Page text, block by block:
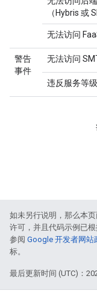
（Hybris 或
无法访问
警告
事件
无法访问
违反服务等
如未另行说明，那么本
许可，并且代码示例已
参阅 Google 开发者网站
标。
最后更新时间 (UTC)：